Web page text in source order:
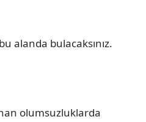
alanda bulacaksınız.
olumsuzluklarda